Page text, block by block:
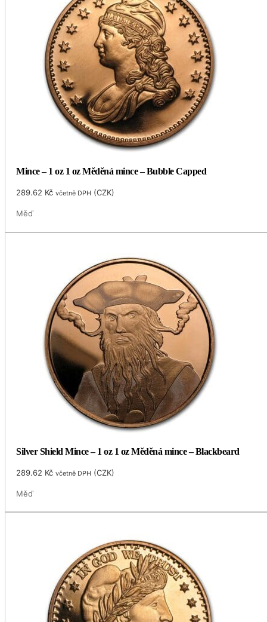
Mince – 1 oz 1 oz Měděná mince – Bubble Capped
289.62 Kč včetně DPH (CZK)
Měď
Silver Shield Mince – 1 oz 1 oz Měděná mince – Blackbeard
289.62 Kč včetně DPH (CZK)
Měď